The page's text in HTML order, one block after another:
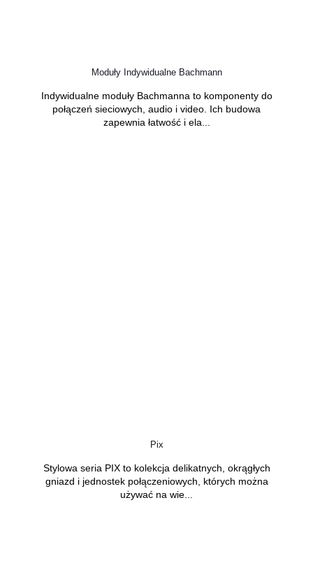
Moduły Indywidualne Bachmann
Indywidualne moduły Bachmanna to komponenty do
połączeń sieciowych, audio i video. Ich budowa
zapewnia łatwość i ela...
Pix
Stylowa seria PIX to kolekcja delikatnych, okrągłych
gniazd i jednostek połączeniowych, których można
używać na wie...